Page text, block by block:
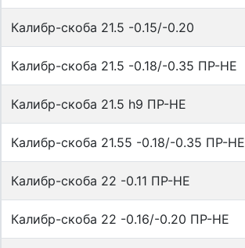
Калибр-скоба 21.5 -0.15/-0.20
Калибр-скоба 21.5 -0.18/-0.35 ПР-НЕ
Калибр-скоба 21.5 h9 ПР-НЕ
Калибр-скоба 21.55 -0.18/-0.35 ПР-НЕ
Калибр-скоба 22 -0.11 ПР-НЕ
Калибр-скоба 22 -0.16/-0.20 ПР-НЕ